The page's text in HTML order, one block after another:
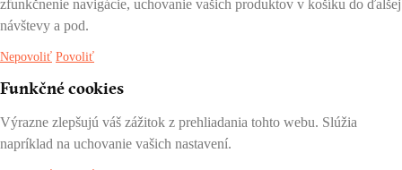
zfunkčnenie navigácie, uchovanie vašich produktov v košíku do ďalšej
návštevy a pod.
Nepovoliť Povoliť
Funkčné cookies
Výrazne zlepšujú váš zážitok z prehliadania tohto webu. Slúžia
napríklad na uchovanie vašich nastavení.